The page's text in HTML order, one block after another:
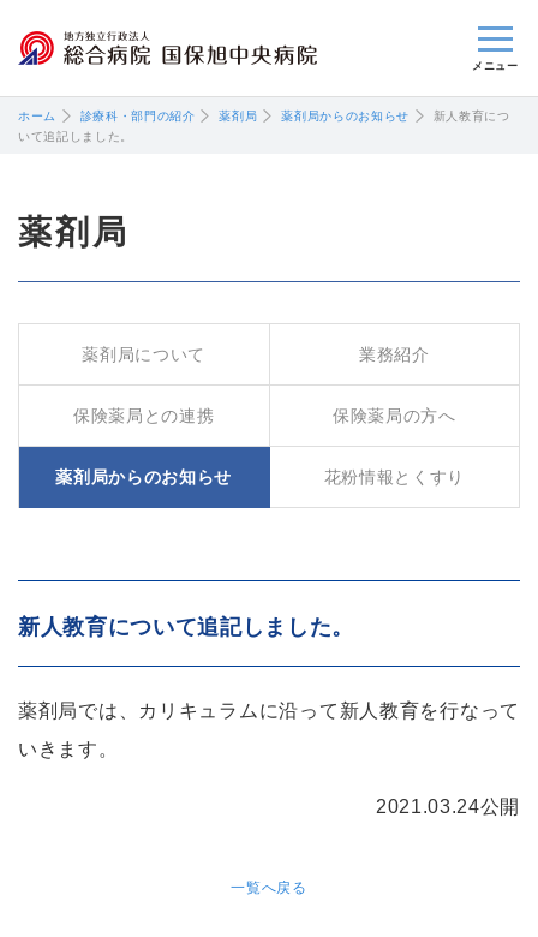
ホーム 診療科・部門の紹介 薬剤局 薬剤局からのお知らせ
新人教育につ
いて追記しました。
薬剤局
薬剤局について 業務紹介
保険薬局との連携 保険薬局の方へ
薬剤局からのお知らせ 花粉情報とくすり
新人教育について追記しました。
薬剤局では、カリキュラムに沿って新人教育を行なって
いきます。
2021.03.24公開
一覧へ戻る